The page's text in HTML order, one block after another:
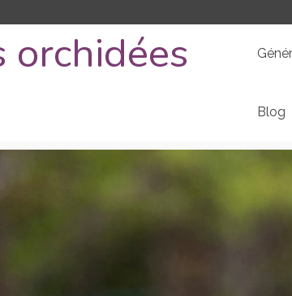
orchidées
Blog